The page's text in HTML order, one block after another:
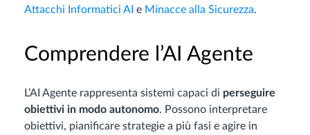
Attacchi Informatici AI e Minacce alla Sicurezza.
Comprendere l’AI Agente
L’AI Agente rappresenta sistemi capaci di perseguire
obiettivi in modo autonomo. Possono interpretare
obiettivi, pianificare strategie a più fasi e agire in